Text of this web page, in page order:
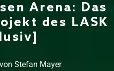
Arena: Das
des LASK
Stefan Mayer